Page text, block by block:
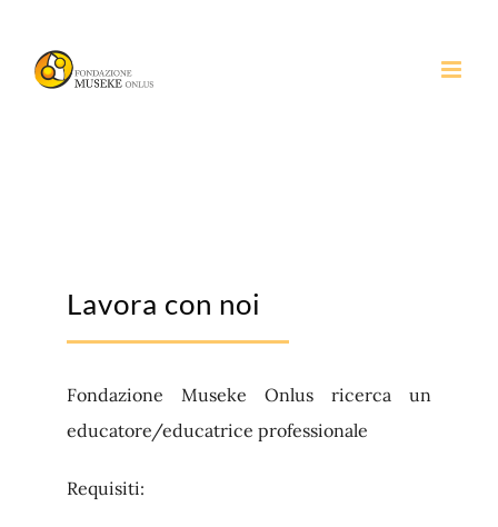
contenuto
Lavora con noi
Fondazione Museke Onlus ricerca un
educatore/educatrice professionale
Requisiti: